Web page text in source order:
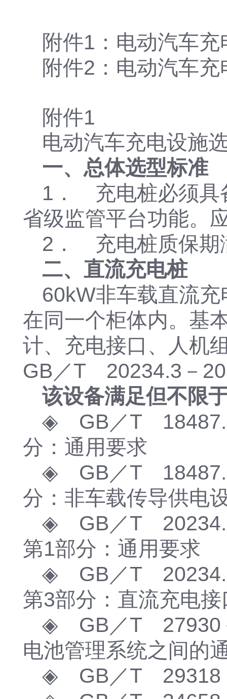
附件1：电动汽车
附件2：电动汽车
附件1
电动汽车充电设施
一、总体选型标准
1． 充电桩必须具
省级监管平台功能。
2． 充电桩质保期
二、直流充电桩
60kW非车载直流
在同一个柜体内。基
计、充电接口、人机
GB／T 20234.3－
该设备满足但不限
◈ GB／T
分：通用要求
◈ GB／T
分：非车载传导供电
◈ GB／T
第1部分：通用要求
◈ GB／T
第3部分：直流充电接
◈ GB／T 27930
电池管理系统之间的
◈ GB／T 29318